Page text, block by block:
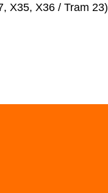
X35, X36 / Tram